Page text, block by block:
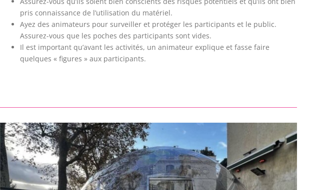
pris connaissance de l’utilisation du matériel.
Ayez des animateurs pour surveiller et protéger les participants et le public.
Assurez-vous que les poches des participants sont vides.
Il est important qu’avant les activités, un animateur explique et fasse faire
quelques « figures » aux participants.